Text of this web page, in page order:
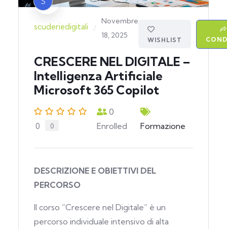
scuderiedigitali /
Novembre
18, 2025
WISHLIST
CRESCERE NEL DIGITALE –
Intelligenza Artificiale
Microsoft 365 Copilot
0 0
0
Enrolled
Formazione
DESCRIZIONE E OBIETTIVI DEL
PERCORSO
Il corso “Crescere nel Digitale” è un
percorso individuale intensivo di alta